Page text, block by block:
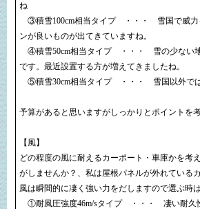
ね
③積雪100cm相当タイプ ・・・ 雪国で威力
ンが良いものが出てきていますね。
④積雪50cm相当タイプ ・・・ 雪の少ない地
です。最近設置する方が増えてきましたね。
⑤積雪30cm相当タイプ ・・・ 雪国以外で
予算があると思いますがしっかりとポイントを
【風】
どの程度の風に耐えるカーポート・車庫かを考
がしませんか？、私は屋根パネルが外れている
風は瞬間的に凄く強い力をだしますので選ぶ時
①耐風圧強度46m/sタイプ ・・・ 凄い耐久